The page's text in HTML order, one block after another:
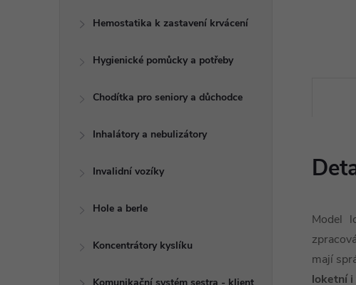
Hemostatika k zastavení krvácení
Hygienické pomůcky a potřeby
Chodítka pro seniory a důchodce
Inhalátory a nebulizátory
Invalidní vozíky
Hole a berle
Koncentrátory kyslíku
Model
mají
loketní i